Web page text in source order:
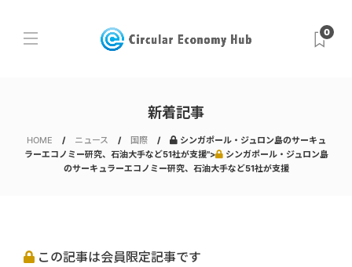
0
新着記事
HOME ニュース 国際
シンガポール・ジュロン島のサーキュ
ラーエコノミー研究、石油大手など51社が支援">
シンガポール・ジュロン島
のサーキュラーエコノミー研究、石油大手など51社が支援
この記事は会員限定記事です